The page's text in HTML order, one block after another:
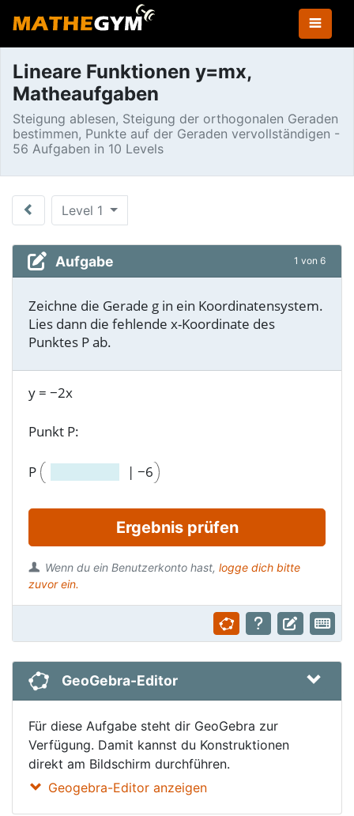
Lineare Funktionen y=mx,
Matheaufgaben
Steigung ablesen, Steigung der orthogonalen Geraden
bestimmen, Punkte auf der Geraden vervollständigen -
56 Aufgaben in 10 Levels
Level 1
Aufgabe 1 von 6
Zeichne die Gerade g in ein Koordinatensystem.
Lies dann die fehlende x-Koordinate des
Punktes P ab.
y = −2x
Punkt P:
P | −6
Ergebnis prüfen
Wenn du ein Benutzerkonto hast, logge dich bitte
zuvor ein.
GeoGebra-Editor
Für diese Aufgabe steht dir GeoGebra zur
Verfügung. Damit kannst du Konstruktionen
direkt am Bildschirm durchführen.
Geogebra-Editor anzeigen